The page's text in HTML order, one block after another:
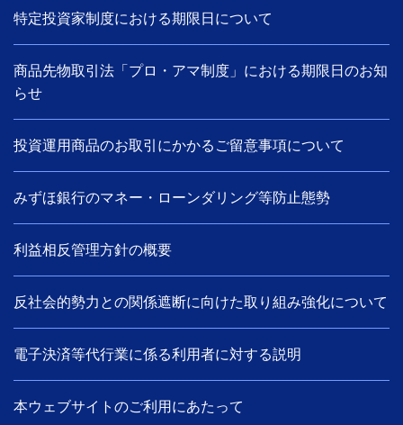
特定投資家制度における期限日について
商品先物取引法「プロ・アマ制度」における期限日のお知
らせ
投資運用商品のお取引にかかるご留意事項について
みずほ銀行のマネー・ローンダリング等防止態勢
利益相反管理方針の概要
反社会的勢力との関係遮断に向けた取り組み強化について
電子決済等代行業に係る利用者に対する説明
本ウェブサイトのご利用にあたって